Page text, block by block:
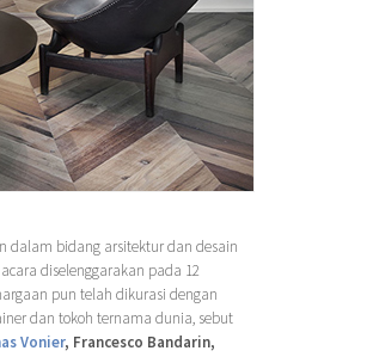
dalam bidang arsitektur dan desain
diselenggarakan pada 12
pun telah dikurasi dengan
dan tokoh ternama dunia, sebut
Vonier, Francesco Bandarin,